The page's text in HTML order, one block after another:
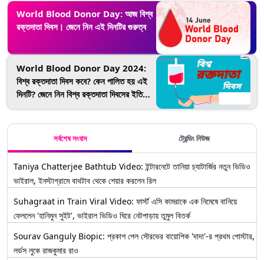
World Blood Donor Day: আজ বিশ্ব
রক্তদাতা দিবস। জেনে নিন এই দিনটির গুরুত্ব
World Blood Donor Day 2024:
বিশ্ব রক্তদাতা দিবস কবে? কেন পালিত হয় এই
দিনটি? জেনে নিন বিশ্ব রক্তদাতা দিবসের ইতিহাস
সর্বশেষ সংবাদ ট্রেন্ডিং নিউজ
Taniya Chatterjee Bathtub Video: ইন্টারনেটে তানিয়া চ্যাটার্জির নতুন ভিডিও
ভাইরাল, ইনস্টাগ্রামে বাথটাব থেকে শেয়ার করলেন রিল
Suhagraat in Train Viral Video: ফার্স্ট এসি কামরাকে এক নিমেষে বানিয়ে
ফেললেন 'হানিমুন সুইট', ভাইরাল ভিডিও ঘিরে নেটপাড়ায় তুমুল বিতর্ক
Sourav Ganguly Biopic: প্রকাশ পেল সৌরভের বায়োপিক 'দাদা'-র প্রথম পোস্টার,
লর্ডস লুকে রাজকুমার রাও